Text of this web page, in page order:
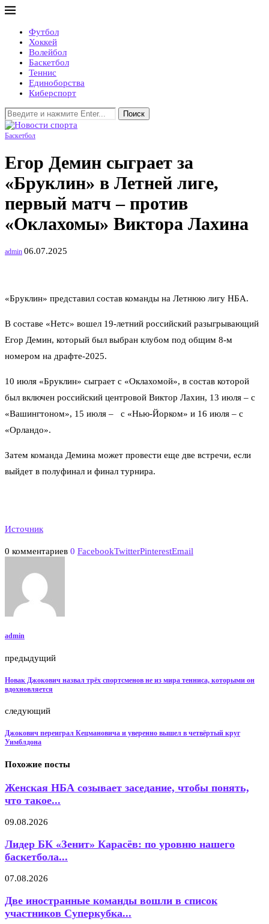
Футбол
Хоккей
Волейбол
Баскетбол
Теннис
Единоборства
Киберспорт
Поиск
Баскетбол
Егор Демин сыграет за
«Бруклин» в Летней лиге,
первый матч – против
«Оклахомы» Виктора Лахина
admin 06.07.2025
«Бруклин» представил состав команды на Летнюю лигу НБА.
В составе «Нетс» вошел 19-летний российский разыгрывающий
Егор Демин, который был выбран клубом под общим 8-м
номером на драфте-2025.
10 июля «Бруклин» сыграет с «Оклахомой», в состав которой
был включен российский центровой Виктор Лахин, 13 июля – с
«Вашингтоном», 15 июля – с «Нью-Йорком» и 16 июля – с
«Орландо».
Затем команда Демина может провести еще две встречи, если
выйдет в полуфинал и финал турнира.
Источник
0 комментариев 0 FacebookTwitterPinterestEmail
admin
предыдущий
Новак Джокович назвал трёх спортсменов не из мира тенниса, которыми он
вдохновляется
следующий
Джокович переиграл Кецмановича и уверенно вышел в четвёртый круг
Уимблдона
Похожие посты
Женская НБА созывает заседание, чтобы понять,
что такое...
09.08.2026
Лидер БК «Зенит» Карасёв: по уровню нашего
баскетбола...
07.08.2026
Две иностранные команды вошли в список
участников Суперкубка...